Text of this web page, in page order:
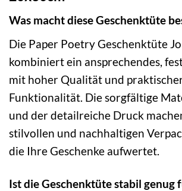
Was macht diese Geschenktüte
Die Paper Poetry Geschenktüte
kombiniert ein ansprechendes,
mit hoher Qualität und
Funktionalität. Die sorgfältige
und der detailreiche Druck
stilvollen und nachhaltigen
die Ihre Geschenke aufwertet.
Ist die Geschenktüte stabil genug